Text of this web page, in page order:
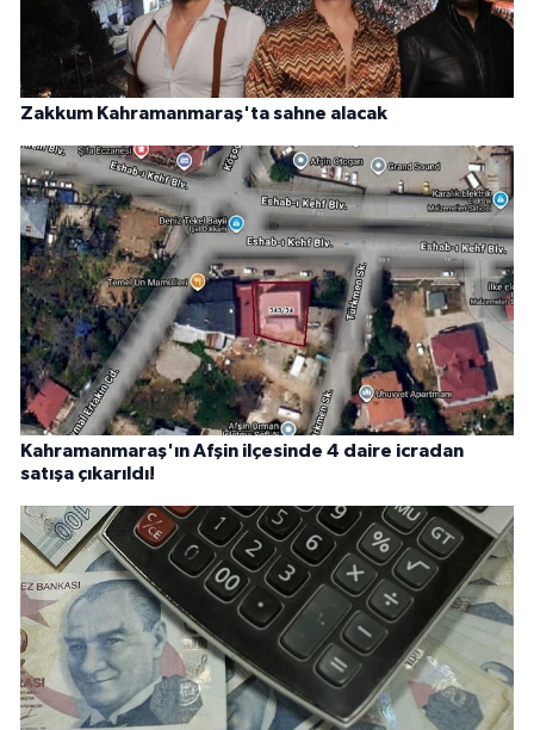
Zakkum Kahramanmaraş'ta sahne alacak
Kahramanmaraş'ın Afşin ilçesinde 4 daire icradan
satışa çıkarıldı!